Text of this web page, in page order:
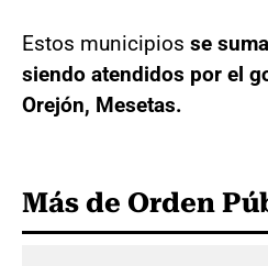
Estos municipios se
siendo atendidos por el
Orejón, Mesetas.
Más de Orden